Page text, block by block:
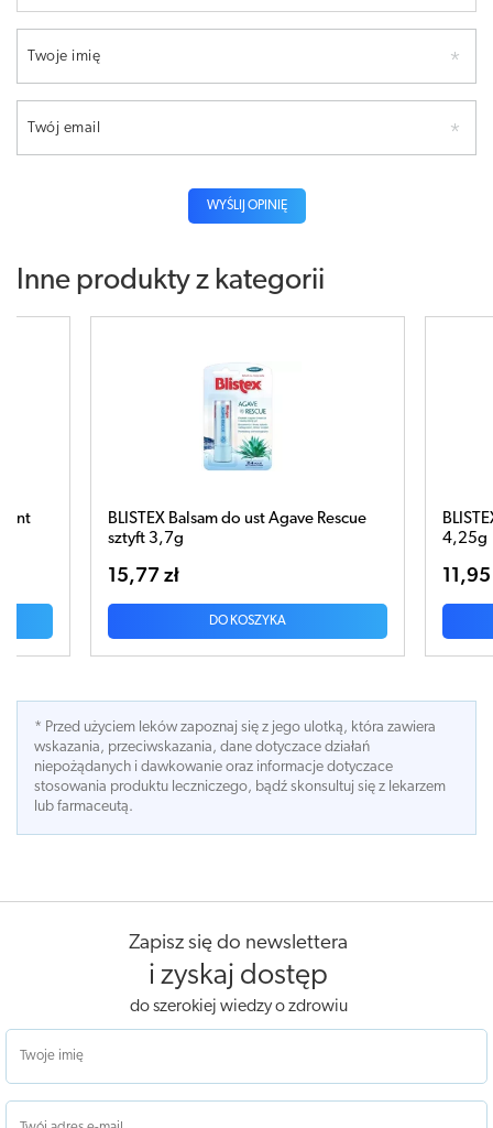
Twoje imię
Twój email
WYŚLIJ OPINIĘ
Inne produkty z kategorii
BLISTEX Balsam do ust Agave Rescue
sztyft 3,7g
15,77 zł
DO KOSZYKA
4,25g
11,95
* Przed użyciem leków zapoznaj się z jego ulotką, która zawiera
wskazania, przeciwskazania, dane dotyczace działań
niepożądanych i dawkowanie oraz informacje dotyczace
stosowania produktu leczniczego, bądź skonsultuj się z lekarzem
lub farmaceutą.
Zapisz się do newslettera
i zyskaj dostęp
do szerokiej wiedzy o zdrowiu